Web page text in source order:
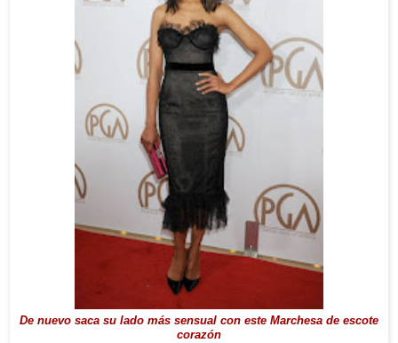
De nuevo saca su lado más sensual con este Marchesa de escote
corazón